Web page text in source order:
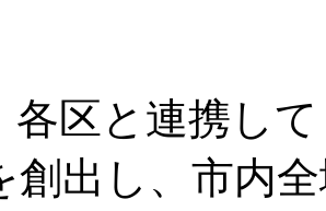
各区と連携し
創出し、市内